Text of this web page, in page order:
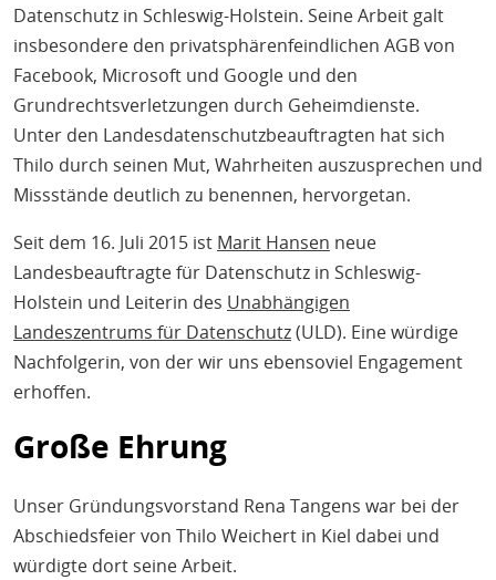
Datenschutz in Schleswig-Holstein. Seine Arbeit galt
insbesondere den privatsphärenfeindlichen AGB von
Facebook, Microsoft und Google und den
Grundrechtsverletzungen durch Geheimdienste.
Unter den Landesdatenschutzbeauftragten hat sich
Thilo durch seinen Mut, Wahrheiten auszusprechen und
Missstände deutlich zu benennen, hervorgetan.
Seit dem 16. Juli 2015 ist Marit Hansen neue
Landesbeauftragte für Datenschutz in Schleswig-
Holstein und Leiterin des Unabhängigen
Landeszentrums für Datenschutz(ULD). Eine würdige
Nachfolgerin, von der wir uns ebensoviel Engagement
erhoffen.
Große Ehrung
Unser Gründungsvorstand Rena Tangens war bei der
Abschiedsfeier von Thilo Weichert in Kiel dabei und
würdigte dort seine Arbeit.